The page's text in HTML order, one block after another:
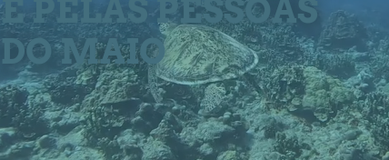
E PELAS PESSOAS
DO MAIO